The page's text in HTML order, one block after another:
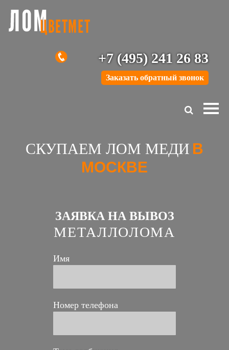
+7 (495) 241 26 83
Заказать обратный звонок
СКУПАЕМ ЛОМ МЕДИ В
МОСКВЕ
ЗАЯВКА НА ВЫВОЗ
МЕТАЛЛОЛОМА
Имя
Номер телефона